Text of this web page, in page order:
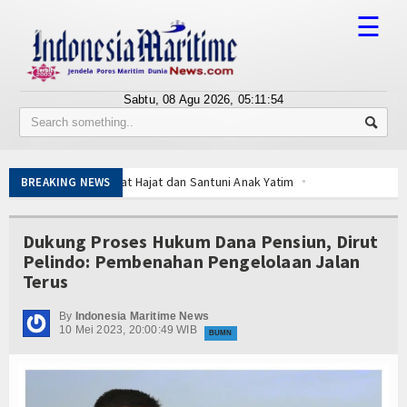
Tentang Kami
Berita
BUMN
Editorial
☰
Sabtu, 08 Agu 2026, 05:11:54
BREAKING NEWS
Hajat dan Santuni Anak Yatim
Tinggi
IPC TPK-Kejari Jakut Perpanjang Kerja Sama Hukum
ABK
5 Motor Harley Pretelan dari China Diselundupkan Lewat
Menyentuh Esensi Perlindungan Nyawa
Alat Pemindai Peti Kemas Ekspor
Getarkan Laut Dabo Singkep
Edukasi Publik Lawan Pinjol Ilegal
Dukung Proses Hukum Dana Pensiun, Dirut
Pelindo: Pembenahan Pengelolaan Jalan
Terus
By Indonesia Maritime News
10 Mei 2023, 20:00:49 WIB
BUMN